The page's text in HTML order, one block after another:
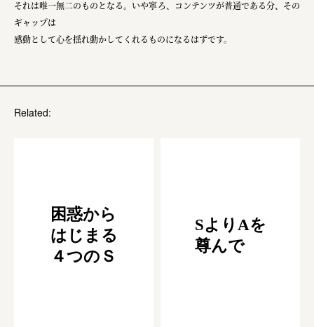
それは唯一無二のものとなる。いや寧ろ、コンテンツが普通である分、その
ギャップは
感動として心を揺れ動かしてくれるものになるはずです。
Related:
困惑から
はじまる
４つのＳ
SよりAを
尊んで